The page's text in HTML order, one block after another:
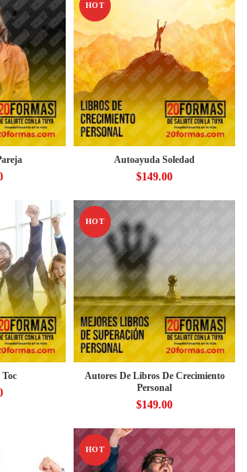
HOT
Autoayuda Soledad
$149.00
HOT
Autores De Libros De Crecimiento
Personal
$149.00
HOT